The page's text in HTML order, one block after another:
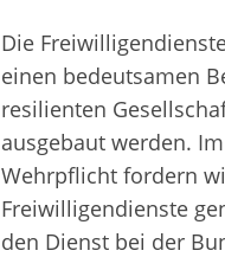
Die
einen bedeutsamen
resilienten
ausgebaut werden.
Wehrpflicht fordern
Freiwilligendienste
den Dienst bei der